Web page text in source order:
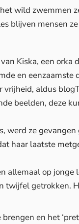
wild zwemmen
blijven mensen
Kiska, een orka
en eenzaamste
vrijheid, aldus
beelden, deze
werd ze
haar laatste
allemaal op jonge
twijfel getrokken.
en het